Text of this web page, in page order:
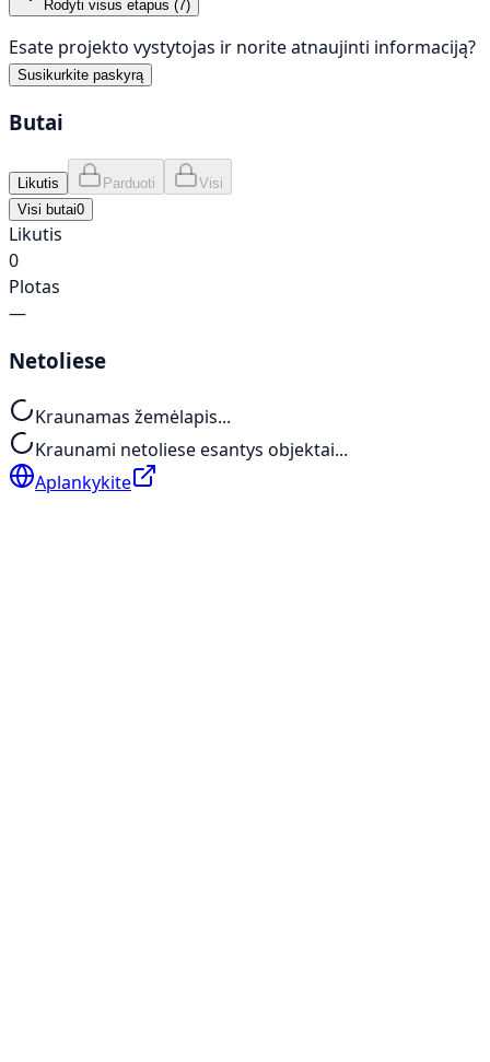
Rodyti visus etapus (7)
Esate projekto vystytojas ir norite atnaujinti informaciją?
Susikurkite paskyrą
Butai
Likutis Parduoti
Visi
Visi butai0
Likutis
0
Plotas
—
Netoliese
Kraunamas žemėlapis...
Kraunami netoliese esantys objektai...
Aplankykite